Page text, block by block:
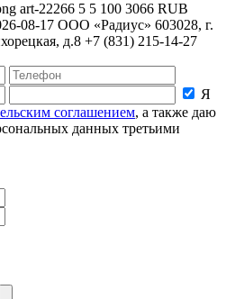
art-22266 5 5 100 3066 RUB
08-17 ООО «Радиус» 603028, г.
д.8 +7 (831) 215-14-27
Я
соглашением, а также даю
данных третьими